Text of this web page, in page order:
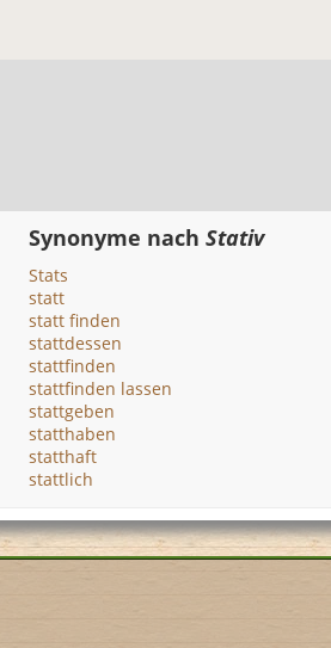
Synonyme nachStativ
Stats
statt
statt finden
stattdessen
stattfinden
stattfinden lassen
stattgeben
statthaben
statthaft
stattlich